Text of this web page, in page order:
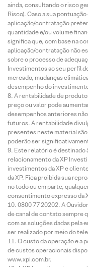
ainda, consultando o risco
Risco). Caso a sua
aplicação/contratação
quantidade e/ou volume
significa que, com base na
aplicação/contratação não
sobre o processo de
Investimentos ao seu perfil
mercado, mudanças
desempenho do
A rentabilidade de
preço ou valor pode
desempenhos anteriores
futuros. A rentabilidade
presentes neste material
poderão ser
Este relatório é destinado
relacionamento da XP
investimentos da XP e
da XP. Fica proibida sua
no todo ou em parte,
consentimento expresso da
0800 77 20202. A
de canal de contato sempre
com as soluções dadas pela
ser realizado por meio do
O custo da operação e a
de custos operacionais
www.xpi.com.br.